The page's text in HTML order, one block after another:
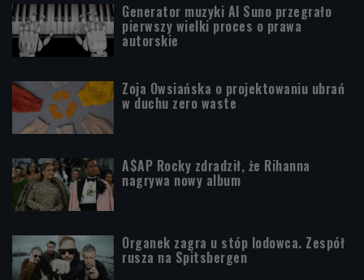
Generator muzyki AI Suno przegrało
pierwszy wielki proces o prawa
autorskie
Zoja Owsiańska o projektowaniu ubrań
w duchu zero waste
A$AP Rocky zdradził, że Rihanna
nagrywa nowy album
Organek zagra u stóp lodowca. Zespół
rusza na Spitsbergen